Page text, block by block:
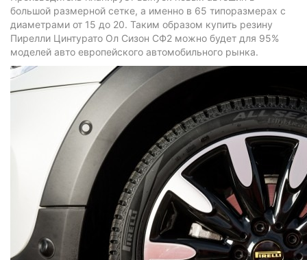
большой размерной сетке, а именно в 65 типоразмерах с
диаметрами от 15 до 20. Таким образом купить резину
Пирелли Цинтурато Ол Сизон СФ2 можно будет для 95%
моделей авто европейского автомобильного рынка.